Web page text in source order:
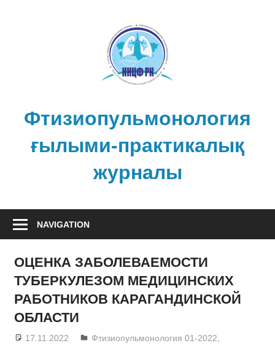
Фтизиопульмонология
ғылыми-практикалық
журналы
NAVIGATION
ОЦЕНКА ЗАБОЛЕВАЕМОСТИ
ТУБЕРКУЛЕЗОМ МЕДИЦИНСКИХ
РАБОТНИКОВ КАРАГАНДИНСКОЙ
ОБЛАСТИ
17.11.2022 admin
Фтизиопульмонология 01-2022